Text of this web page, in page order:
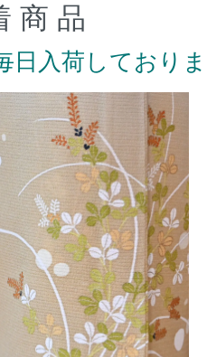
商 品
日入荷しており